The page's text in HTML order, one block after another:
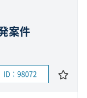
案件
ID：98072